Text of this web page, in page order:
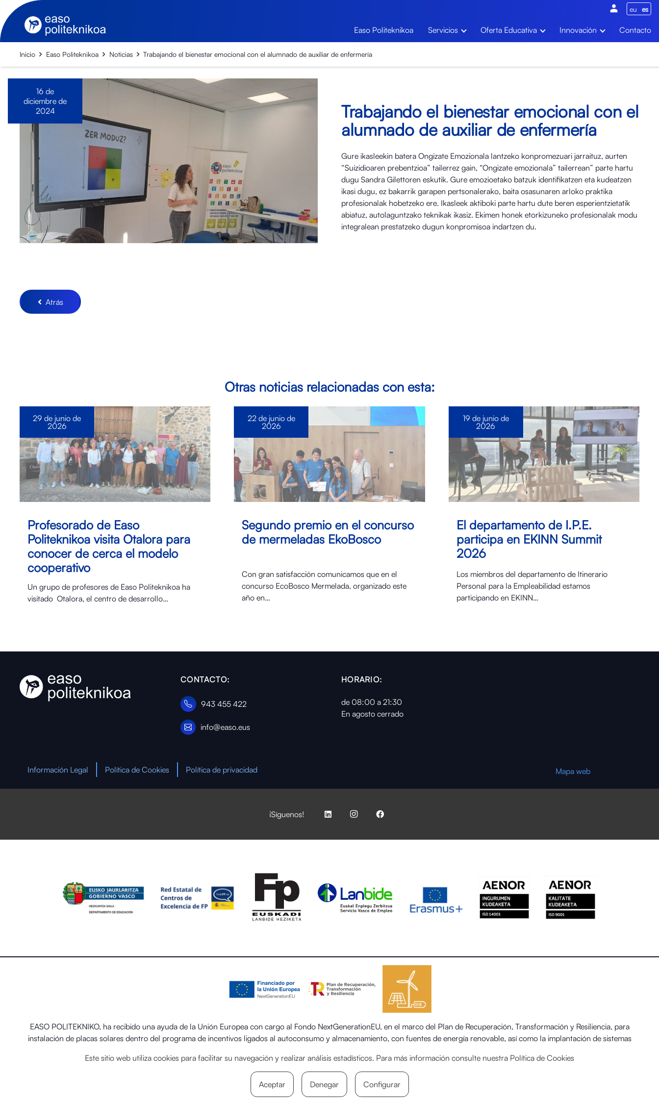
eu es
Easo Politeknikoa Servicios Oferta Educativa Innovación Contacto
Inicio Easo Politeknikoa Noticias Trabajando el bienestar emocional con el alumnado de auxiliar de enfermería
16 de
diciembre de
2024
Trabajando el bienestar emocional con el
alumnado de auxiliar de enfermería
Gure ikasleekin batera Ongizate Emozionala lantzeko konpromezuari jarraituz, aurten
“Suizidioaren prebentzioa” tailerrez gain, “Ongizate emozionala” tailerrean” parte hartu
dugu Sandra Gilettoren eskutik. Gure emozioetako batzuk identifikatzen eta kudeatzen
ikasi dugu, ez bakarrik garapen pertsonalerako, baita osasunaren arloko praktika
profesionalak hobetzeko ere. Ikasleek aktiboki parte hartu dute beren esperientzietatik
abiatuz, autolaguntzako teknikak ikasiz. Ekimen honek etorkizuneko profesionalak modu
integralean prestatzeko dugun konpromisoa indartzen du.
Atrás
Otras noticias relacionadas con esta:
Profesorado de Easo
Politeknikoa visita Otalora para
conocer de cerca el modelo
cooperativo
Un grupo de profesores de Easo Politeknikoa ha
visitado Otalora⁠, el centro de desarrollo…
29 de junio de
2026
Segundo premio en el concurso
de mermeladas EkoBosco
Con gran satisfacción comunicamos que en el
concurso EcoBosco Mermelada, organizado este
año en…
22 de junio de
2026
El departamento de I.P.E.
participa en EKINN Summit
2026
Los miembros del departamento de Itinerario
Personal para la Empleabilidad estamos
participando en EKINN…
19 de junio de
2026
CONTACTO:
943 455 422
info@easo.eus
HORARIO:
de 08:00 a 21:30
En agosto cerrado
Información Legal Política de Cookies Política de privacidad Mapa web
¡Síguenos!
EASO POLITEKNIKO, ha recibido una ayuda de la Unión Europea con cargo al Fondo NextGenerationEU, en el marco del Plan de Recuperación, Transformación y Resiliencia, para
instalación de placas solares dentro del programa de incentivos ligados al autoconsumo y almacenamiento, con fuentes de energía renovable, así como la implantación de sistemas
Este sitio web utiliza cookies para facilitar su navegación y realizar análisis estadísticos. Para más información consulte nuestra Política de Cookies
Aceptar Denegar Configurar